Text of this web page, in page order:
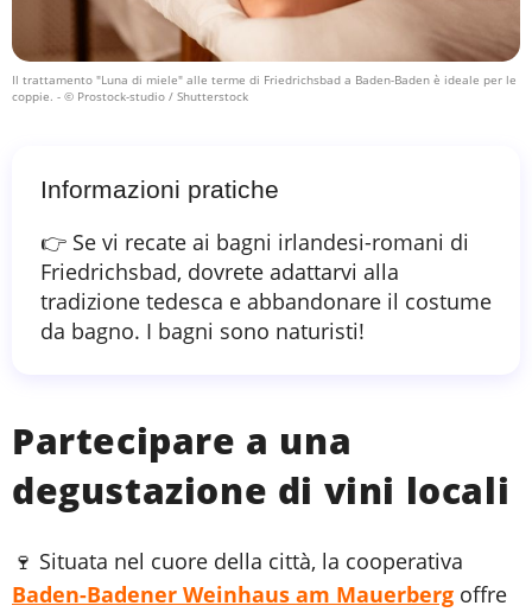
Il trattamento "Luna di miele" alle terme di Friedrichsbad a Baden-Baden è ideale per le
coppie. - © Prostock-studio / Shutterstock
Informazioni pratiche
👉 Se vi recate ai bagni irlandesi-romani di
Friedrichsbad, dovrete adattarvi alla
tradizione tedesca e abbandonare il costume
da bagno. I bagni sono naturisti!
Partecipare a una
degustazione di vini locali
🍷 Situata nel cuore della città, la cooperativa
Baden-Badener Weinhaus am Mauerberg offre